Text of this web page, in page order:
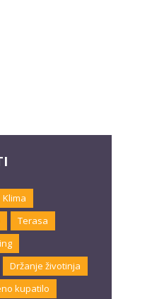
Klima
Terasa
Držanje životinja
kupatilo